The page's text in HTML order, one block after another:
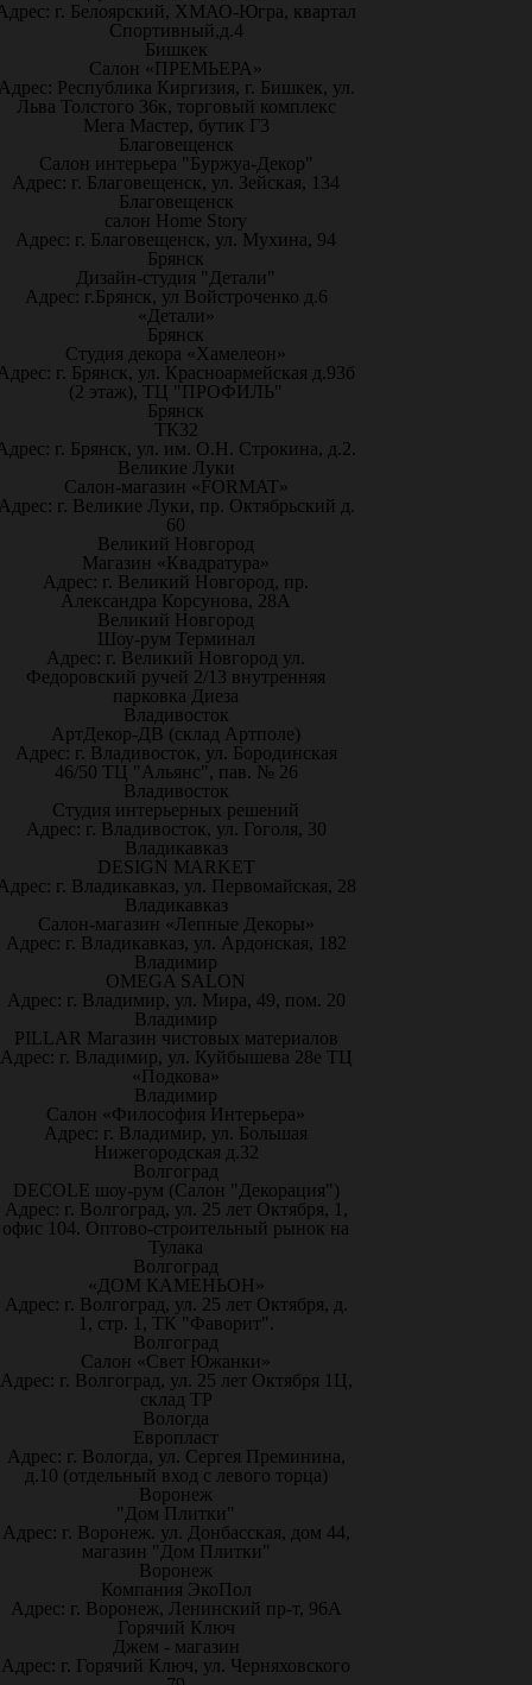
г. Белоярский, ХМАО-Югра, квартал
Спортивный,д.4
Бишкек
Салон «ПРЕМЬЕРА»
Республика Киргизия, г. Бишкек, ул.
Льва Толстого 36к, торговый комплекс
Мега Мастер, бутик Г3
Благовещенск
Салон интерьера "Буржуа-Декор"
Адрес: г. Благовещенск, ул. Зейская, 134
Благовещенск
салон Home Story
Адрес: г. Благовещенск, ул. Мухина, 94
Брянск
Дизайн-студия "Детали"
Адрес: г.Брянск, ул Войстроченко д.6
«Детали»
Брянск
Студия декора «Хамелеон»
г. Брянск, ул. Красноармейская д.93б
(2 этаж), ТЦ "ПРОФИЛЬ"
Брянск
ТК32
г. Брянск, ул. им. О.Н. Строкина, д.2.
Великие Луки
Салон-магазин «FORMAT»
г. Великие Луки, пр. Октябрьский д.
60
Великий Новгород
Магазин «Квадратура»
Адрес: г. Великий Новгород, пр.
Александра Корсунова, 28А
Великий Новгород
Шоу-рум Терминал
Адрес: г. Великий Новгород ул.
Федоровский ручей 2/13 внутренняя
парковка Диеза
Владивосток
АртДекор-ДВ (склад Артполе)
Адрес: г. Владивосток, ул. Бородинская
46/50 ТЦ "Альянс", пав. № 26
Владивосток
Студия интерьерных решений
Адрес: г. Владивосток, ул. Гоголя, 30
Владикавказ
DESIGN MARKET
г. Владикавказ, ул. Первомайская, 28
Владикавказ
Салон-магазин «Лепные Декоры»
Адрес: г. Владикавказ, ул. Ардонская, 182
Владимир
OMEGA SALON
Адрес: г. Владимир, ул. Мира, 49, пом. 20
Владимир
PILLAR Магазин чистовых материалов
Адрес: г. Владимир, ул. Куйбышева 28е ТЦ
«Подкова»
Владимир
Салон «Философия Интерьера»
Адрес: г. Владимир, ул. Большая
Нижегородская д.32
Волгоград
DECOLE шоу-рум (Салон "Декорация")
Адрес: г. Волгоград, ул. 25 лет Октября, 1,
офис 104. Оптово-строительный рынок на
Тулака
Волгоград
«ДОМ КАМЕНЬОН»
Адрес: г. Волгоград, ул. 25 лет Октября, д.
1, стр. 1, ТК "Фаворит".
Волгоград
Салон «Свет Южанки»
Адрес: г. Волгоград, ул. 25 лет Октября 1Ц,
склад ТР
Вологда
Европласт
Адрес: г. Вологда, ул. Сергея Преминина,
д.10 (отдельный вход с левого торца)
Воронеж
"Дом Плитки"
Адрес: г. Воронеж. ул. Донбасская, дом 44,
магазин "Дом Плитки"
Воронеж
Компания ЭкоПол
Адрес: г. Воронеж, Ленинский пр-т, 96А
Горячий Ключ
Джем - магазин
Адрес: г. Горячий Ключ, ул. Черняховского